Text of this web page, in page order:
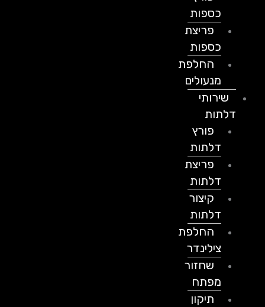
כספות
פריצת
כספות
החלפת
מנעולים
שירותי
דלתות
פורץ
דלתות
פריצת
דלתות
קיצור
דלתות
החלפת
צילינדר
שחזור
מפתח
תיקון